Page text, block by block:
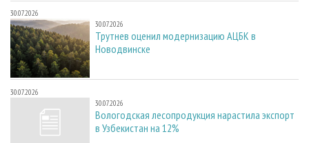
30.07.2026
30.07.2026
Трутнев оценил модернизацию АЦБК в
Новодвинске
30.07.2026
30.07.2026
Вологодская лесопродукция нарастила экспорт
в Узбекистан на 12%